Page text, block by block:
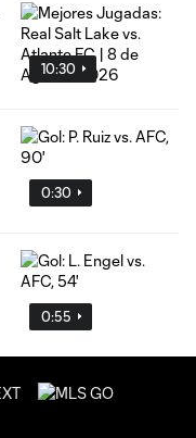
10:30
0:30
0:55